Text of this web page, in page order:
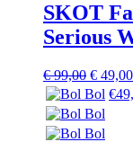
SKOT
Serious
€99,00
prijs
was:
€ 99,00.
€ 49,00
Bol
Bol
Bol